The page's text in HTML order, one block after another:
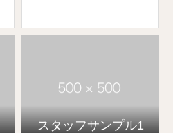
スタッフサンプル1